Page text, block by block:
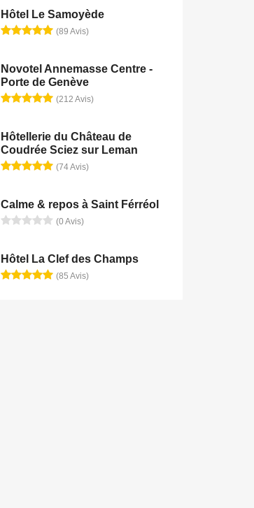
Hôtel Le Samoyède
(89 Avis)
Novotel Annemasse Centre -
Porte de Genève
(212 Avis)
Hôtellerie du Château de
Coudrée Sciez sur Leman
(74 Avis)
Calme & repos à Saint Férréol
(0 Avis)
Hôtel La Clef des Champs
(85 Avis)